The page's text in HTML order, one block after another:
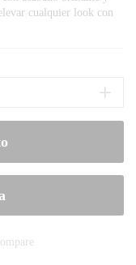
cualquier look con